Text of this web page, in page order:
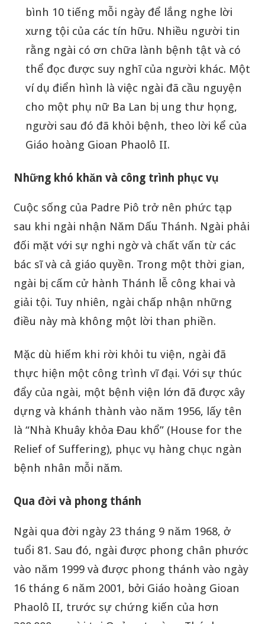
bình 10 tiếng mỗi ngày để lắng nghe lời
xưng tội của các tín hữu. Nhiều người tin
rằng ngài có ơn chữa lành bệnh tật và có
thể đọc được suy nghĩ của người khác. Một
ví dụ điển hình là việc ngài đã cầu nguyện
cho một phụ nữ Ba Lan bị ung thư họng,
người sau đó đã khỏi bệnh, theo lời kể của
Giáo hoàng Gioan Phaolô II.
Những khó khăn và công trình phục vụ
Cuộc sống của Padre Piô trở nên phức tạp
sau khi ngài nhận Năm Dấu Thánh. Ngài phải
đối mặt với sự nghi ngờ và chất vấn từ các
bác sĩ và cả giáo quyền. Trong một thời gian,
ngài bị cấm cử hành Thánh lễ công khai và
giải tội. Tuy nhiên, ngài chấp nhận những
điều này mà không một lời than phiền.
Mặc dù hiếm khi rời khỏi tu viện, ngài đã
thực hiện một công trình vĩ đại. Với sự thúc
đẩy của ngài, một bệnh viện lớn đã được xây
dựng và khánh thành vào năm 1956, lấy tên
là “Nhà Khuây khỏa Đau khổ” (House for the
Relief of Suffering), phục vụ hàng chục ngàn
bệnh nhân mỗi năm.
Qua đời và phong thánh
Ngài qua đời ngày 23 tháng 9 năm 1968, ở
tuổi 81. Sau đó, ngài được phong chân phước
vào năm 1999 và được phong thánh vào ngày
16 tháng 6 năm 2001, bởi Giáo hoàng Gioan
Phaolô II, trước sự chứng kiến của hơn